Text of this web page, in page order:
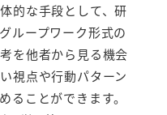
的な手段として、研
ループワーク形式の
を他者から見る機会
視点や行動パターン
ることができます。